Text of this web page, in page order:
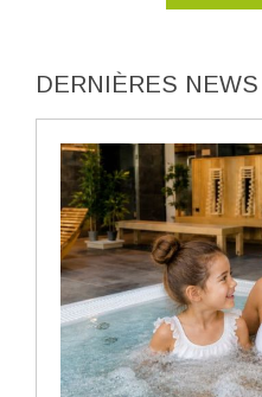
DERNIÈRES NEWS